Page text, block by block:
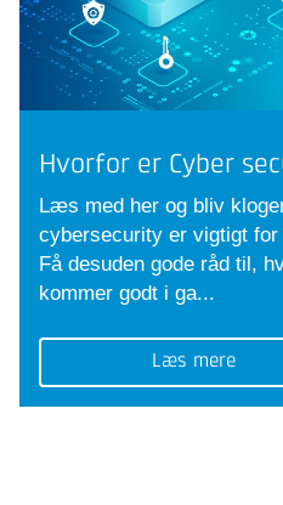
Hvorfor er Cyber
Læs med her og bliv
cybersecurity er vigtigt
Få desuden gode råd til,
kommer godt i ga...
Læs mere